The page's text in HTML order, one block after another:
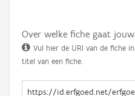
Over welke fiche gaat
Vul hier de URI van de fiche
titel van een fiche.